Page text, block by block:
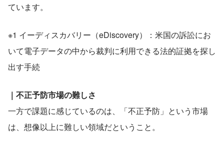
ています。
※1 イーディスカバリー（eDiscovery）：米国の訴訟にお
いて電子データの中から裁判に利用できる法的証拠を探し
出す手続
｜不正予防市場の難しさ
一方で課題に感じているのは、「不正予防」という市場
は、想像以上に難しい領域だということ。